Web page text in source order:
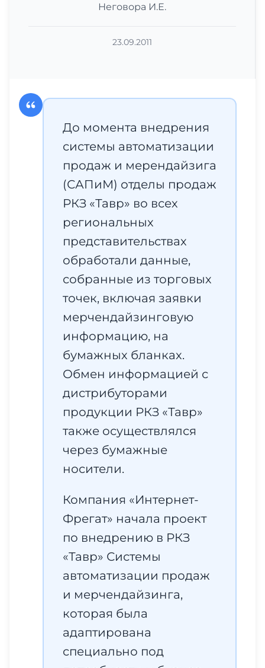
Неговора И.Е.
23.09.2011
До момента внедрения
системы автоматизации
продаж и мерендайзига
(САПиМ) отделы продаж
РКЗ «Тавр» во всех
региональных
представительствах
обработали данные,
собранные из торговых
точек, включая заявки
мерчендайзинговую
информацию, на
бумажных бланках.
Обмен информацией с
дистрибуторами
продукции РКЗ «Тавр»
также осуществлялся
через бумажные
носители.
Компания «Интернет-
Фрегат» начала проект
по внедрению в РКЗ
«Тавр» Системы
автоматизации продаж
и мерчендайзинга,
которая была
адаптирована
специально под